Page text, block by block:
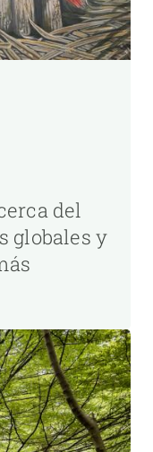
del
globales y